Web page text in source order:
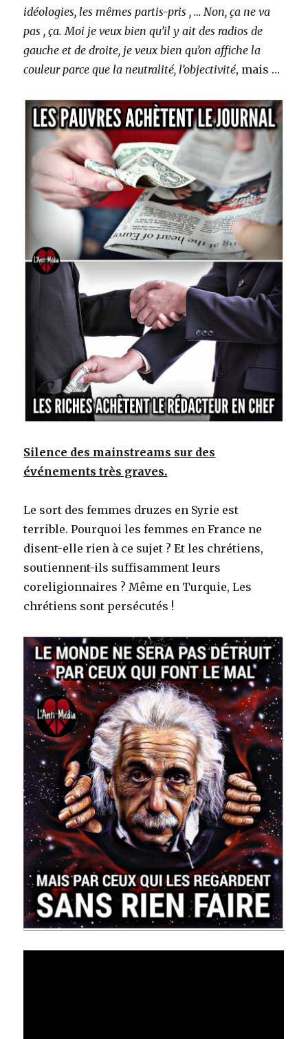
idéologies, les mêmes partis-pris , … Non, ça ne va
pas , ça. Moi je veux bien qu’il y ait des radios de
gauche et de droite, je veux bien qu’on affiche la
couleur parce que la neutralité, l’objectivité, mais …
Silence des mainstreams sur des
événements très graves.
Le sort des femmes druzes en Syrie est
terrible. Pourquoi les femmes en France ne
disent-elle rien à ce sujet ? Et les chrétiens,
soutiennent-ils suffisamment leurs
coreligionnaires ? Même en Turquie, Les
chrétiens sont persécutés !